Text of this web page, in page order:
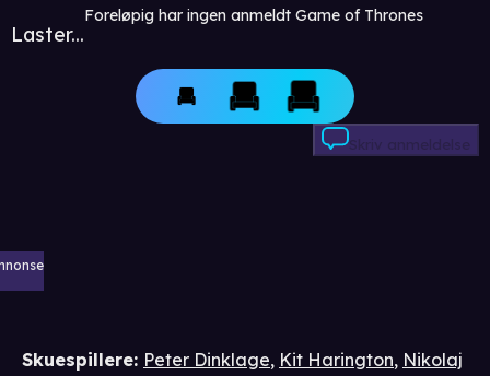
Laster...
Foreløpig har ingen anmeldt Game of Thrones
Skriv anmeldelse
Skuespillere: Peter Dinklage, Kit Harington, Nikolaj